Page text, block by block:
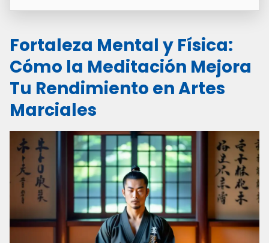
Fortaleza Mental y Física:
Cómo la Meditación Mejora
Tu Rendimiento en Artes
Marciales